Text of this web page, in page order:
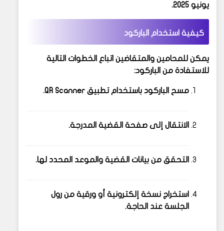
يونيو 2025.
كيفية استخدام الباركود
يمكن للمحامين والمتقاضين اتباع الخطوات التالية
للاستفادة من الباركود:
مسح الباركود باستخدام تطبيق QR Scanner.
الانتقال إلى صفحة القضية المدرجة.
التحقق من بيانات القضية والموعد المحدد لها.
استخراج نسخة إلكترونية أو ورقية من رول
الجلسة عند الحاجة.